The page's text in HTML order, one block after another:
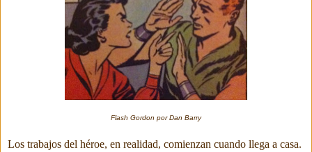
Flash Gordon por Dan Barry
Los trabajos del héroe, en realidad, comienzan cuando llega a casa.